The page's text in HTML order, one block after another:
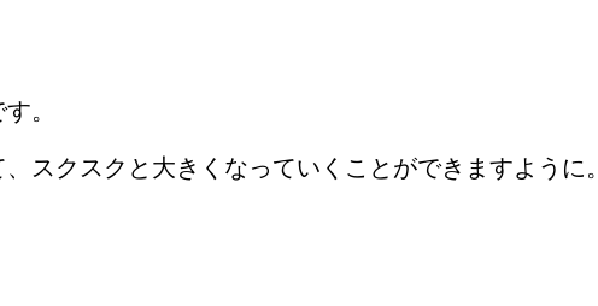
。
スクスクと大きくなっていくことができますように。